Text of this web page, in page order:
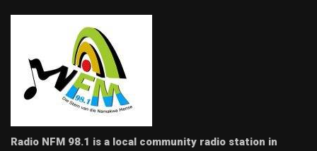
Radio NFM 98.1 is a local community radio station in